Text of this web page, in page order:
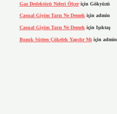
Gaz Dedektörü Neleri Ölçeriçin Gökyüzü
Casual Giyim Tarzı Ne Demekiçin admin
Casual Giyim Tarzı Ne Demek için Işıktaş
Bozuk Sütten Çökelek Yapılır Mı için admin